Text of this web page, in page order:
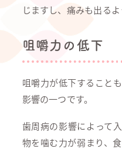
じますし、痛みも出るよ
咀嚼力の低下
咀嚼力が低下すること
影響の一つです。
歯周病の影響によって
物を噛む力が弱まり、